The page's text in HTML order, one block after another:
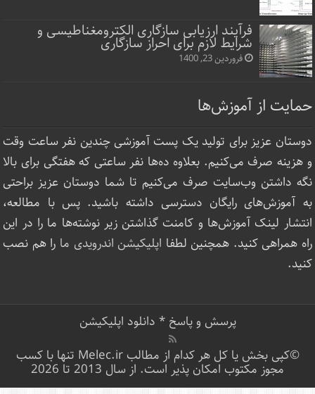
فرآیند ارزیابی سازگاری الکترومغناطیسی و
شرایط لازم برای احراز سازگاری
فروردین 23, 1400
حمایت از آموزش‌ها
دوستان عزیز برای تولید یک پست آموزشی چندین نفر ساعت‌ وقت
و هزینه صرف می‌کنیم. بعلاوه ده‌ها نفر ساعتی که هفتگی برای بالا
نگه داشتن وب‌سایت صرف ‌می‌کنیم تا شما دوستان عزیز براحتی
به آموزش‌های رایگان دسترسی داشته باشید. پس با مطالعه،
انتشار لینک‌ آموزش‌ها و کامنت گذاشتن زیر نوشته‌‌ها ما را در این
راه همراهی کنید. همچنین لطفا اپلیکیشن اندرویدی ما را هم نصب
کنید.
پرسش و پاسخ* دانلود اپلیکیشن
©کپی بخش یا کل هر کدام از مطالب Melec.ir تنها با کسب
مجوز مکتوب امکان پذیر است. از سال 2013 تا 2026